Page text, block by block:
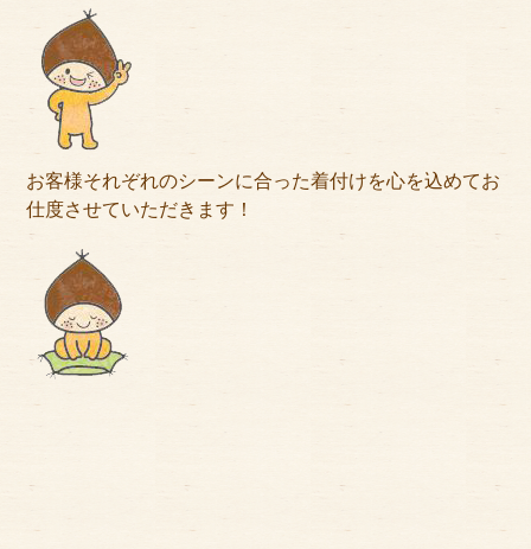
お客様それぞれのシーンに合った着付けを心を込めてお
仕度させていただきます！